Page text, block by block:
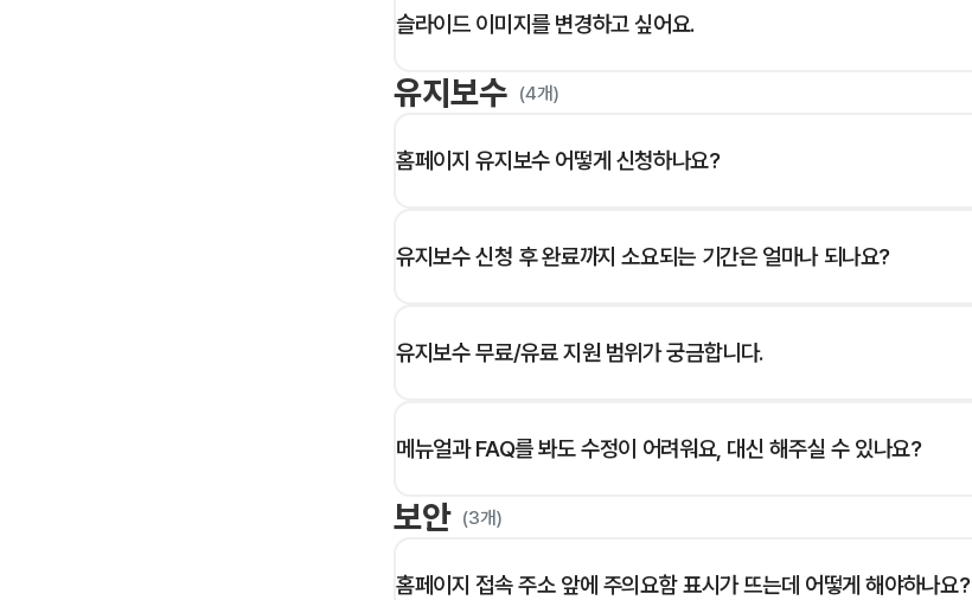
보안 (3개)
홈페이지 접속 주소 앞에 주의요함 표시가 뜨는데 어떻게 해야하나요?
슬라이드 이미지를 변경하고 싶어요.
유지보수 (4개)
메뉴얼과 FAQ를 봐도 수정이 어려워요, 대신 해주실 수 있나요?
유지보수 무료/유료 지원 범위가 궁금합니다.
유지보수 신청 후 완료까지 소요되는 기간은 얼마나 되나요?
홈페이지 유지보수 어떻게 신청하나요?